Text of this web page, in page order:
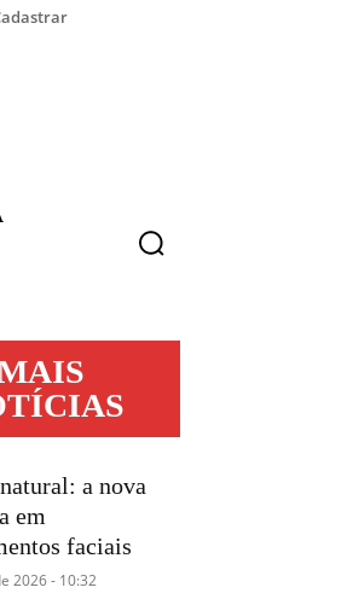
a nova
em
faciais
2026 - 10:32